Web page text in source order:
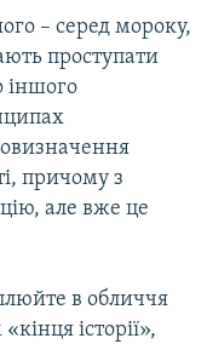
– серед мороку,
проступати
іншого
причому з
але вже це
в обличчя
історії»,